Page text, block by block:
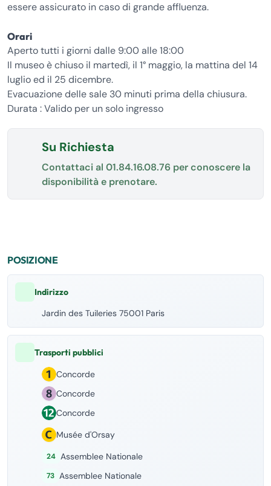
essere assicurato in caso di grande affluenza.
Orari
Aperto tutti i giorni dalle 9:00 alle 18:00
Il museo è chiuso il martedì, il 1° maggio, la mattina del 14
luglio ed il 25 dicembre.
Evacuazione delle sale 30 minuti prima della chiusura.
Durata : Valido per un solo ingresso
Su Richiesta
Contattaci al 01.84.16.08.76 per conoscere la
disponibilità e prenotare.
POSIZIONE
Indirizzo
Jardin des Tuileries 75001 Paris
Trasporti pubblici
Concorde
Concorde
Concorde
Musée d'Orsay
24 Assemblee Nationale
73 Assemblee Nationale